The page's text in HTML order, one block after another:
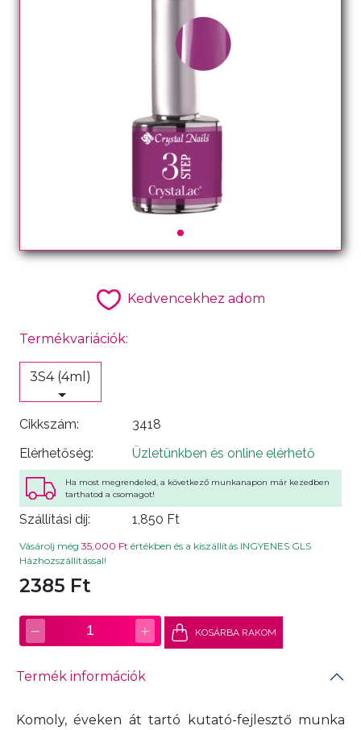
Kedvencekhez adom
Termékvariációk:
3S4 (4ml)
Cikkszám:
3418
Elérhetőség:
Üzletünkben és online elérhető
Ha most megrendeled, a következő munkanapon már kezedben
tarthatod a csomagot!
Szállítási díj: 1,850 Ft
Vásárolj még 35,000 Ft értékben és a kiszállítás INGYENES GLS
Házhozszállítással!
2385 Ft
− 1 + KOSÁRBA RAKOM
Termék információk
Komoly, éveken át tartó kutató-fejlesztő munka